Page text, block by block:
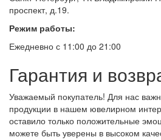
проспект, д.19.
Режим работы:
Ежедневно с 11:00 до 21:00
Гарантия и
Уважаемый покупатель! Для нас
продукции в нашем ювелирном
оставило только положительные
можете быть уверены в высоком